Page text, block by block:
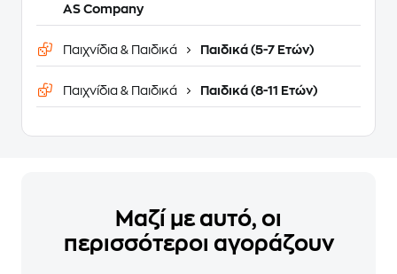
AS Company
Παιχνίδια & Παιδικά Παιδικά (5-7 Ετών)
Παιχνίδια & Παιδικά Παιδικά (8-11 Ετών)
Μαζί με αυτό, οι
περισσότεροι αγοράζουν